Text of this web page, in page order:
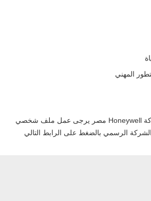
المهني
للتقديم على وظائف شركة Honeywell مصر يرجى عمل ملف شخصي
الرسمي بالضغط على الرابط التالي